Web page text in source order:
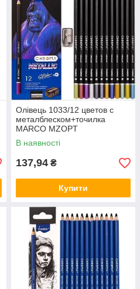
Олівець 1033/12 цветов с
металблеском+точилка
MARCO MZOPT
В наявності
137,94 ₴
Купити